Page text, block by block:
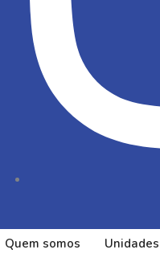
Quem somos Unidades